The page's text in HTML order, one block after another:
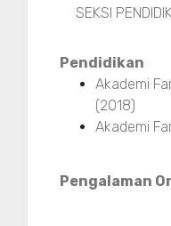
SEKSI
Pendidikan
Akademi
(2018)
Akademi
Pengalaman